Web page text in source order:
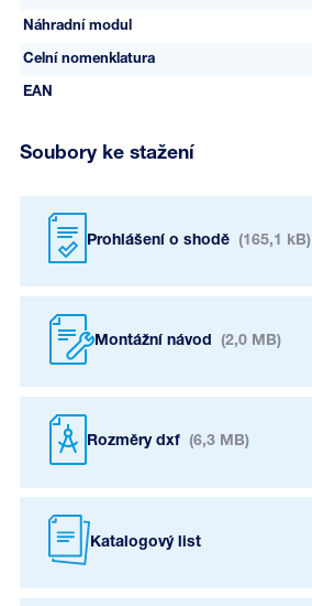
Náhradní modul
Celní nomenklatura
EAN
Soubory ke stažení
Prohlášení o shodě (165,1 kB)
Montážní návod (2,0 MB)
Rozměry dxf (6,3 MB)
Katalogový list